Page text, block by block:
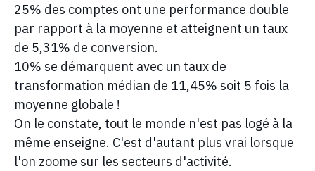
25% des comptes ont une performance double
par rapport à la moyenne et atteignent un taux
de 5,31% de conversion.
10% se démarquent avec un taux de
transformation médian de 11,45% soit 5 fois la
moyenne globale !
On le constate, tout le monde n'est pas logé à la
même enseigne. C'est d'autant plus vrai lorsque
l'on zoome sur les secteurs d'activité.